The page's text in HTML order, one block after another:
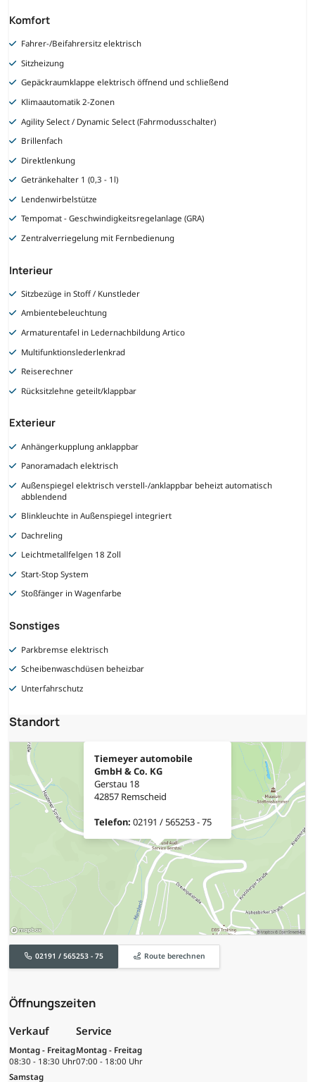
Komfort
Fahrer-/Beifahrersitz elektrisch
Sitzheizung
Gepäckraumklappe elektrisch öffnend und schließend
Klimaautomatik 2-Zonen
Agility Select / Dynamic Select (Fahrmodusschalter)
Brillenfach
Direktlenkung
Getränkehalter 1 (0,3 - 1l)
Lendenwirbelstütze
Tempomat - Geschwindigkeitsregelanlage (GRA)
Zentralverriegelung mit Fernbedienung
Interieur
Sitzbezüge in Stoff / Kunstleder
Ambientebeleuchtung
Armaturentafel in Ledernachbildung Artico
Multifunktionslederlenkrad
Reiserechner
Rücksitzlehne geteilt/klappbar
Exterieur
Anhängerkupplung anklappbar
Panoramadach elektrisch
Außenspiegel elektrisch verstell-/anklappbar beheizt automatisch
abblendend
Blinkleuchte in Außenspiegel integriert
Dachreling
Leichtmetallfelgen 18 Zoll
Start-Stop System
Stoßfänger in Wagenfarbe
Sonstiges
Parkbremse elektrisch
Scheibenwaschdüsen beheizbar
Unterfahrschutz
Standort
Tiemeyer automobile
GmbH & Co. KG
Gerstau 18
42857 Remscheid
Telefon: 02191 / 565253 - 75
02191 / 565253 - 75 Route berechnen
Öffnungszeiten
Verkauf
Montag - Freitag
08:30 - 18:30 Uhr
Samstag
Service
Montag - Freitag
07:00 - 18:00 Uhr